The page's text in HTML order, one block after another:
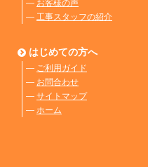
― お客様の声
― 工事スタッフの紹介
はじめての方へ
― ご利用ガイド
― お問合わせ
― サイトマップ
― ホーム